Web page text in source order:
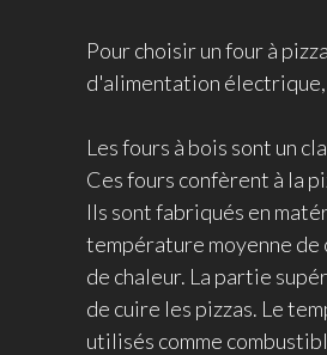
Pour choisir un four à
d'alimentation électrique,
Les fours à bois sont un
Ces fours confèrent à la
Ils sont fabriqués en
température moyenne de
de chaleur. La partie
de cuire les pizzas. Le
utilisés comme